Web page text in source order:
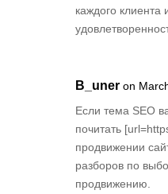
каждого клиента
B_uner on
Если тема SEO
почитать
продвижении
разборов по
продвижению.